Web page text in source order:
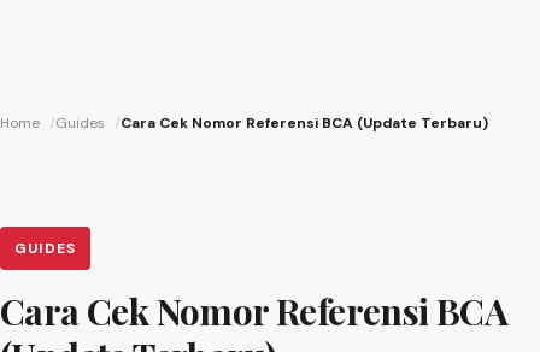
Home Guides Cara Cek Nomor Referensi BCA (Update Terbaru)
GUIDES
Cara Cek Nomor Referensi BCA